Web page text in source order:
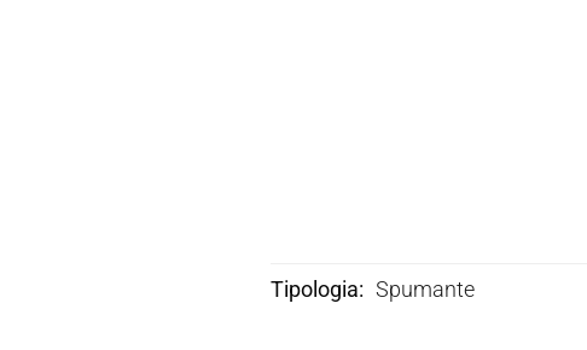
Tipologia Spumante